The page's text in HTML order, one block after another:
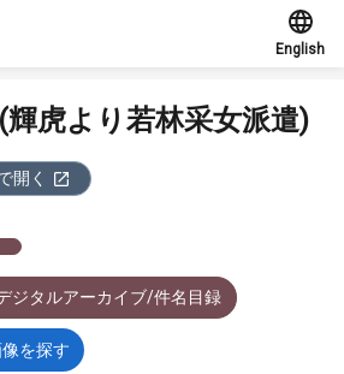
English
虎より若林采女派遣)
開く
ジタルアーカイブ/件名目録
を探す